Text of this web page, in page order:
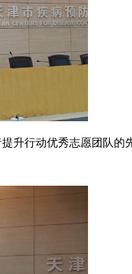
行动优秀志愿团队的